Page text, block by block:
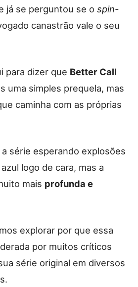
já se perguntou se o spin-
canastrão vale o seu
para dizer que Better Call
uma simples prequela, mas
caminha com as próprias
série esperando explosões
logo de cara, mas a
mais profunda e
explorar por que essa
por muitos críticos
série original em diversos